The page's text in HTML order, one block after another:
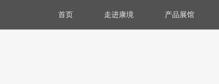
首页 走进康境 产品展馆